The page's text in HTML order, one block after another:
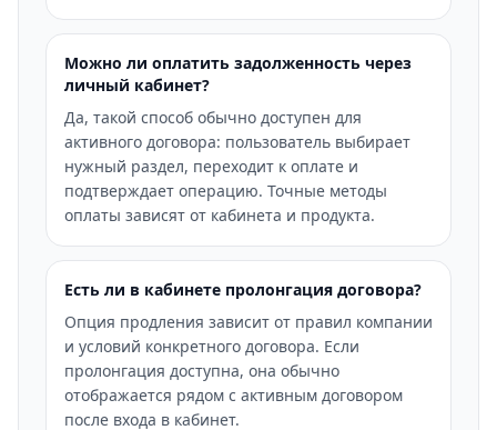
Можно ли оплатить задолженность через
личный кабинет?
Да, такой способ обычно доступен для
активного договора: пользователь выбирает
нужный раздел, переходит к оплате и
подтверждает операцию. Точные методы
оплаты зависят от кабинета и продукта.
Есть ли в кабинете пролонгация договора?
Опция продления зависит от правил компании
и условий конкретного договора. Если
пролонгация доступна, она обычно
отображается рядом с активным договором
после входа в кабинет.